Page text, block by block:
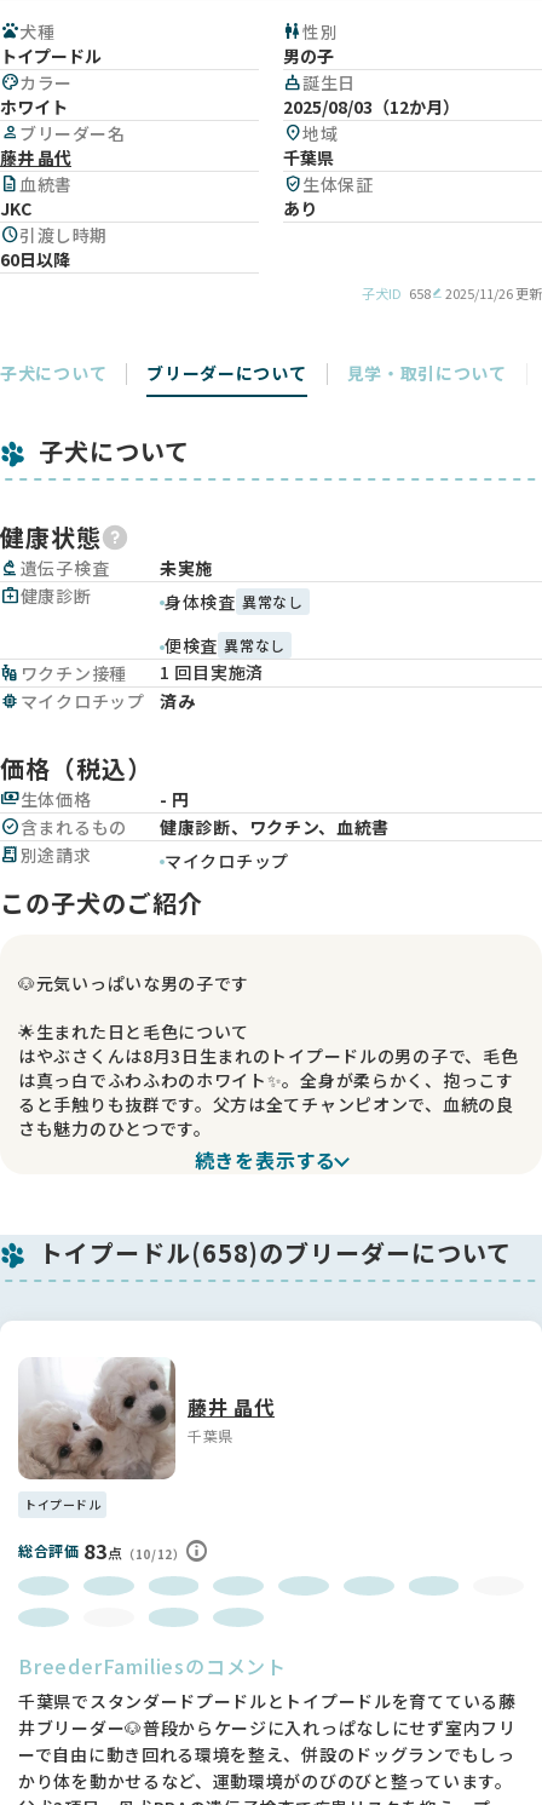
pets犬種
トイプードル
wc性別
男の子
paletteカラー
ホワイト
cake誕生日
2025/08/03（12か月）
person ブリーダー名
藤井 晶代
location_on地域
千葉県
description血統書
JKC
verified_user生体保証
あり
schedule引渡し時期
60日以降
子犬ID 658 2025/11/26 更新
子犬について ブリーダーについて 見学・取引について
子犬について
健康状態
biotech 遺伝子検査
未実施
medical_services健康診断 身体検査 異常なし
便検査 異常なし
vaccines ワクチン接種
1 回目実施済
memory マイクロチップ 済み
価格（税込）
payments生体価格
- 円
check_circle含まれるもの
健康診断、ワクチン、血統書
receipt_long別途請求 マイクロチップ
この子犬のご紹介
🐶元気いっぱいな男の子です
🌟生まれた日と毛色について
はやぶさくんは8月3日生まれのトイプードルの男の子で、毛色
は真っ白でふわふわのホワイト✨。全身が柔らかく、抱っこす
ると手触りも抜群です。父方は全てチャンピオンで、血統の良
さも魅力のひとつです。
てあげると嬉しそうに身を寄せてくれます。明るく賑やかな性
格で、一緒にいるだけで自然と笑顔になれる子です💕。
👦兄弟との様子
元気に毎日を楽しんでいます。長男らしく少ししっかり者の一
面もあり、みんなの輪の中で自然と中心になっていることもあ
ります。
🏡未来のご家族へ
はやぶさくんは明るく元気で賑やかな性格と、ふわふわのホワ
イトボディが魅力の男の子です✨。血統の良さもあり、将来が
楽しみな一頭。大切にしてくださるご家族との素敵なご縁を心
待ちにしています💕。
続きを表示する
トイプードル(658)のブリーダーについて
藤井 晶代
千葉県
トイプードル
総合評価 83点 （10/12）
BreederFamiliesのコメント
千葉県でスタンダードプードルとトイプードルを育てている藤
井ブリーダー🐶普段からケージに入れっぱなしにせず室内フリ
ーで自由に動き回れる環境を整え、併設のドッグランでもしっ
かり体を動かせるなど、運動環境がのびのびと整っています。